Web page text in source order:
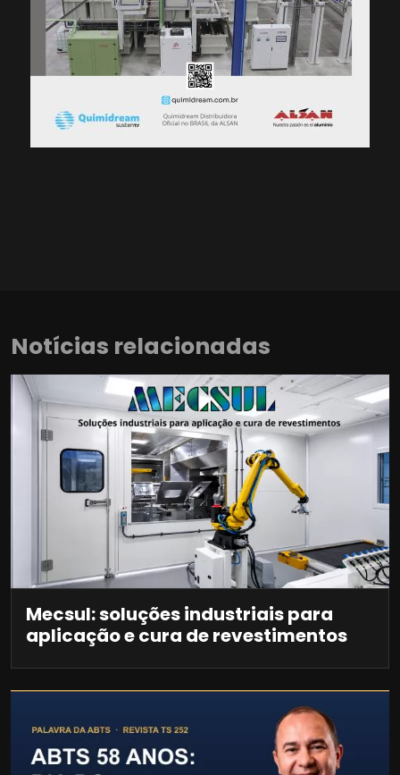
Notícias relacionadas
Mecsul: soluções industriais para
aplicação e cura de revestimentos